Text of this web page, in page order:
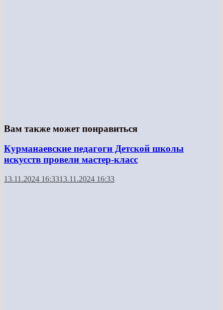
Вам также может понравиться
Курманаевские педагоги Детской школы
искусств провели мастер-класс
13.11.2024 16:3313.11.2024 16:33